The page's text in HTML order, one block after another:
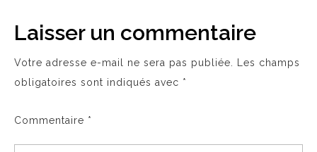
Laisser un commentaire
Votre adresse e-mail ne sera pas publiée.
Les champs
obligatoires sont indiqués avec *
Commentaire *